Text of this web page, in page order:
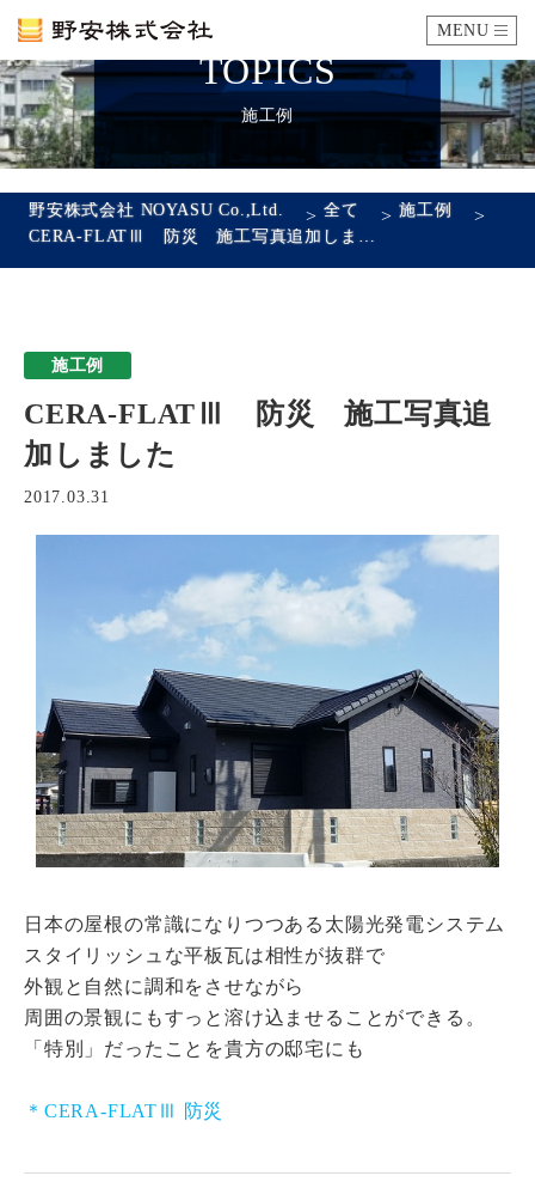
MENU
カタログ
瓦ができるまで
会社概要 沿革 代表あいさつ アクセス
採用情報
開発ストーリー 商品情報 Kawara Collaboration
お問い合わせ プライバシーポリシー サイトマップ
TOPICS
施工例
野安株式会社 NOYASU Co.,Ltd. >全て >施工例 >
施工例
CERA-FLATⅢ 防災 施工写真追
加しました
2017.03.31
日本の屋根の常識になりつつある太陽光発電システム
スタイリッシュな平板瓦は相性が抜群で
外観と自然に調和をさせながら
周囲の景観にもすっと溶け込ませることができる。
「特別」だったことを貴方の邸宅にも
＊CERA-FLATⅢ 防災